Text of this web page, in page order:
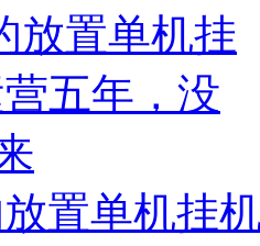
置单机挂